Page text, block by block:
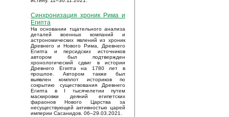
Синхронизация хроник Рима и
Египта
На основании тщательного анализа
деталей военных компаний и
астрономических явлений из хроник
Древнего и Нового Рима, Древнего
Египта и персидских источников
автором был подтвержден
хронологический сдвиг в истории
Древнего Египта на 1780 лет в
прошлое. Автором также был
выявлен комплот историков по
сокрытию существования Древнего
Египта в I тысячелетии путем
маскировки деяний египетских
фараонов Нового Царства за
несуществующей активностью царей
империи Сасанидов. 06–29.03.2021.